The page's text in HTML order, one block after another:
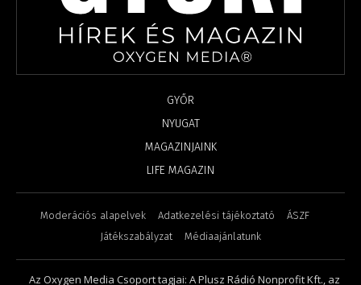
GYŐR
NYUGAT
MAGAZINJAINK
LIFE MAGAZIN
Moderációs alapelvek Adatkezelési tájékoztató
ÁSZF
Játékszabályzat
Médiaajánlatunk
Az Oxygen Media Csoport tagjai: A Plusz Rádió Nonprofit Kft., az